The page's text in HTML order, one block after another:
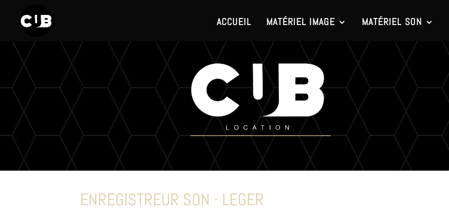
ACCUEIL MATÉRIEL IMAGE MATÉRIEL SON
ENREGISTREUR SON - LEGER